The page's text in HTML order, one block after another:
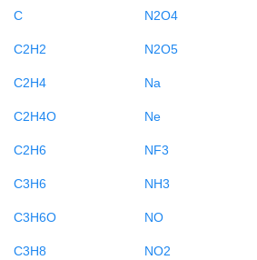
C
C2H2
C2H4
C2H4O
C2H6
C3H6
C3H6O
C3H8
N2O4
N2O5
Na
Ne
NF3
NH3
NO
NO2